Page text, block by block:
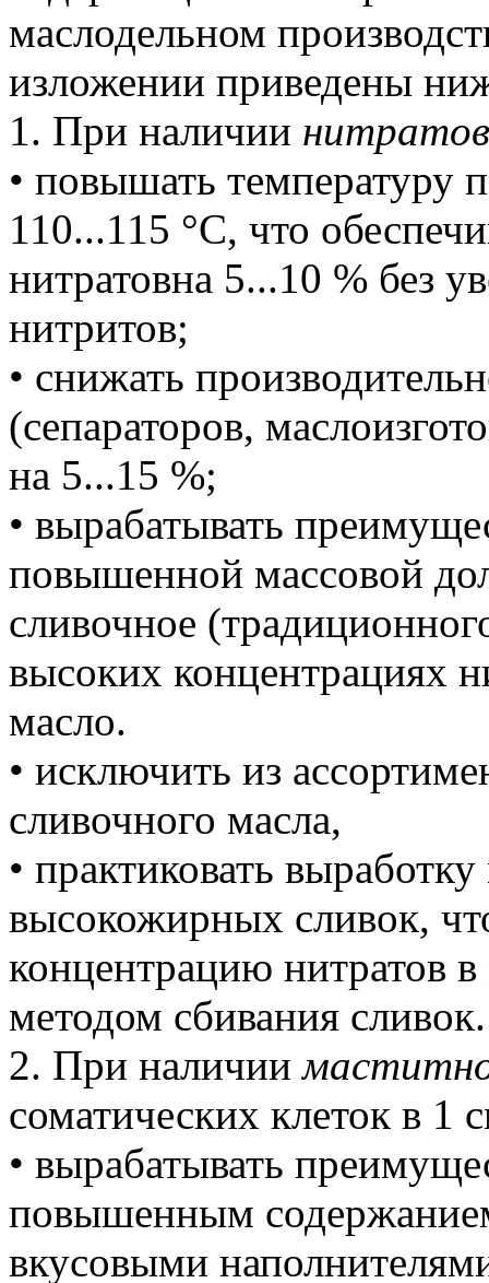
маслодельном
изложении приведены
1. При наличии нитратов
• повышать температуру
110...115 °С, что
нитратовна 5...10 % без
нитритов;
• снижать
(сепараторов,
на 5...15 %;
• вырабатывать
повышенной массовой
сливочное
высоких концентрациях
масло.
• исключить из
сливочного масла,
• практиковать
высокожирных сливок,
концентрацию нитратов
методом сбивания сливок.
2. При наличии
соматических клеток в 1
• вырабатывать
повышенным
вкусовыми